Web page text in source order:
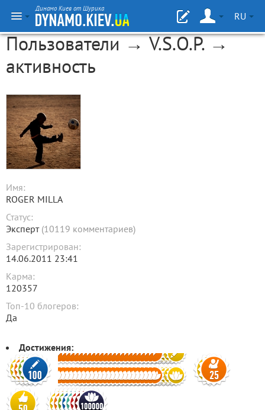
Динамо Киев от Шурика
RU
Пользователи → V.S.O.P. →
активность
Имя:
ROGER MILLA
Статус:
Эксперт (10119 комментариев)
Зарегистрирован:
14.06.2011 23:41
Карма:
120357
Топ-10 блогеров:
Да
Достижения: